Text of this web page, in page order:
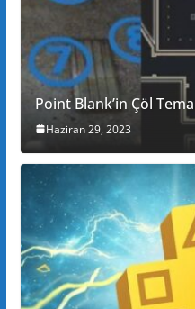
Point Blank’in Çöl
Haziran 29, 2023